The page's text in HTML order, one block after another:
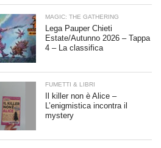
MAGIC: THE GATHERING
Lega Pauper Chieti
Estate/Autunno 2026 – Tappa
4 – La classifica
FUMETTI & LIBRI
Il killer non è Alice –
L’enigmistica incontra il
mystery